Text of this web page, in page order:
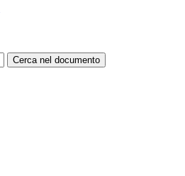
Cerca nel documento